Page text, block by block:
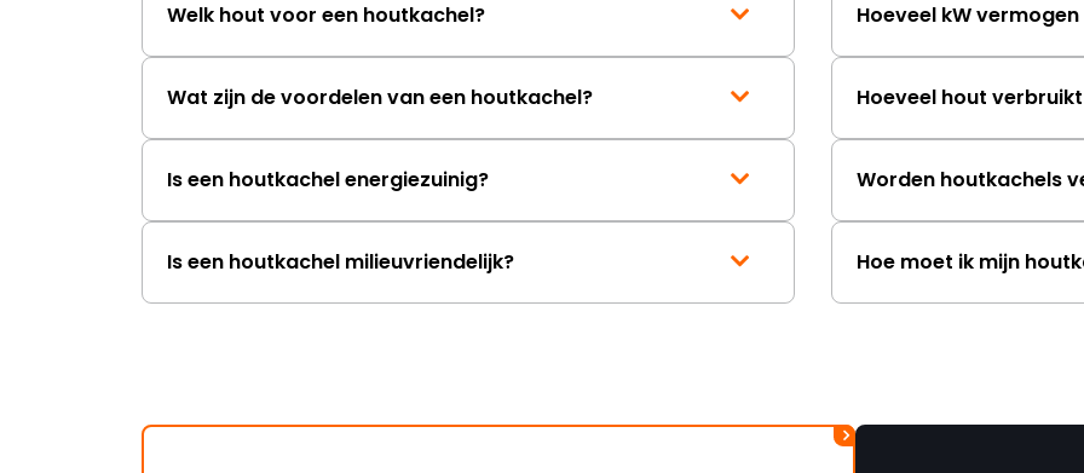
Welk hout voor een houtkachel?
Wat zijn de voordelen van een houtkachel?
Is een houtkachel energiezuinig?
Is een houtkachel milieuvriendelijk?
Hoeveel kW
Hoeveel hout
Worden houtkachels
Hoe moet ik mijn